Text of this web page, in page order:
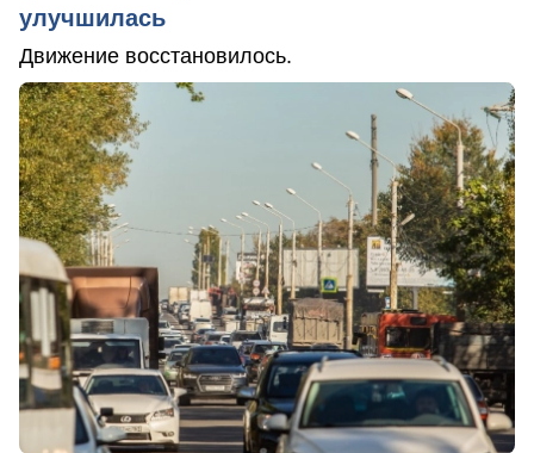
улучшилась
Движение восстановилось.